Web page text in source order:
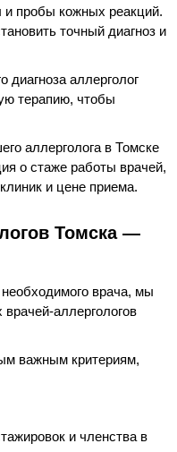
пробы кожных реакций.
точный диагноз и
диагноза аллерголог
терапию, чтобы
аллерголога в Томске
о стаже работы врачей,
и цене приема.
Томска —
врача, мы
аллергологов
важным критериям,
и членства в